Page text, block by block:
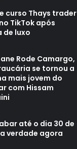
curso Thays trader
TikTok após
de luxo
Rode Camargo,
se tornou a
mais jovem do
com Hissam
até o dia 30 de
verdade agora